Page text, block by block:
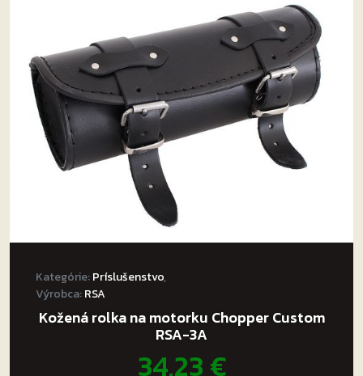
Kategórie:Príslušenstvo,
Výrobca:RSA
Kožená rolka na motorku Chopper Custom
RSA-3A
34,23€